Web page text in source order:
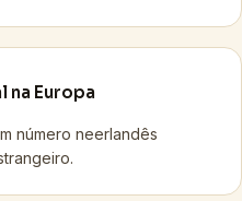
na Europa
número neerlandês